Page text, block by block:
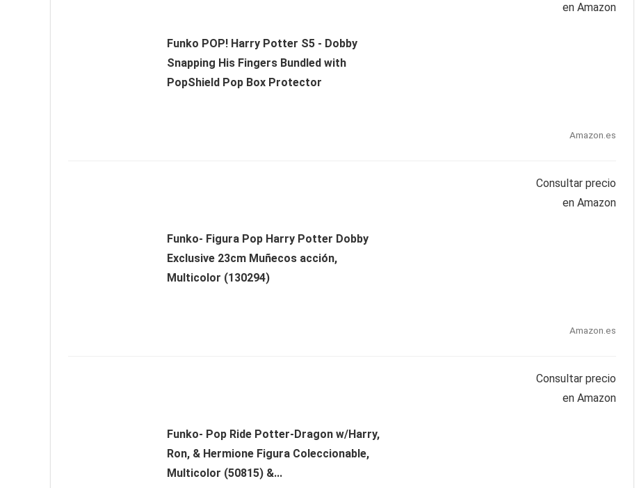
Funko POP! Harry Potter S5 - Dobby
Snapping His Fingers Bundled with
PopShield Pop Box Protector
en Amazon
Amazon.es
Funko- Figura Pop Harry Potter Dobby
Exclusive 23cm Muñecos acción,
Multicolor (130294)
Consultar precio
en Amazon
Amazon.es
Funko- Pop Ride Potter-Dragon w/Harry,
Ron, & Hermione Figura Coleccionable,
Multicolor (50815) &...
Consultar precio
en Amazon